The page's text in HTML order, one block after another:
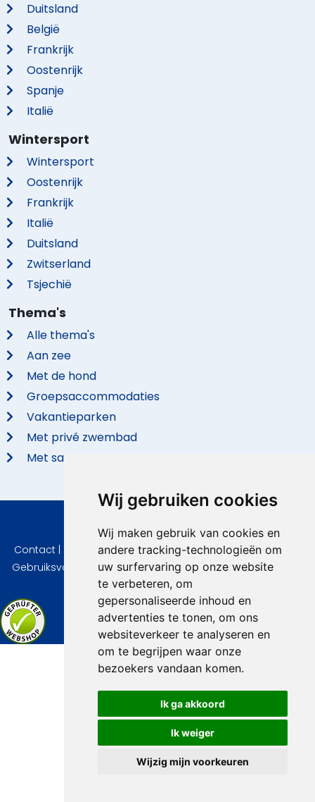
Wij gebruiken cookies
Wij maken gebruik van cookies en
andere tracking-technologieën om
uw surfervaring op onze website
te verbeteren, om
gepersonaliseerde inhoud en
advertenties te tonen, om ons
websiteverkeer te analyseren en
om te begrijpen waar onze
bezoekers vandaan komen.
Ik ga akkoord
Ik weiger
Wijzig mijn voorkeuren
Duitsland
België
Frankrijk
Oostenrijk
Spanje
Italië
Wintersport
Wintersport
Oostenrijk
Frankrijk
Italië
Duitsland
Zwitserland
Tsjechië
Thema's
Alle thema's
Aan zee
Met de hond
Groepsaccommodaties
Vakantieparken
Met privé zwembad
Met sauna
© 2026 VidaVilla.com
Contact Privacy|Cookie instellingen|Herroepingsrecht
Gebruiksvoorwaarden|Imprint|Informatie Beoordelingen